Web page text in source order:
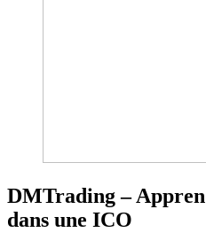
DMTrading –
dans une ICO